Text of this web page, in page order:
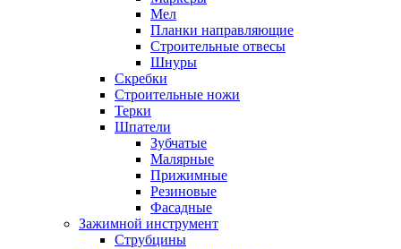
Мел
Планки направляющие
Строительные отвесы
Шнуры
Скребки
Строительные ножи
Терки
Шпатели
Зубчатые
Малярные
Прижимные
Резиновые
Фасадные
Зажимной инструмент
Струбцины